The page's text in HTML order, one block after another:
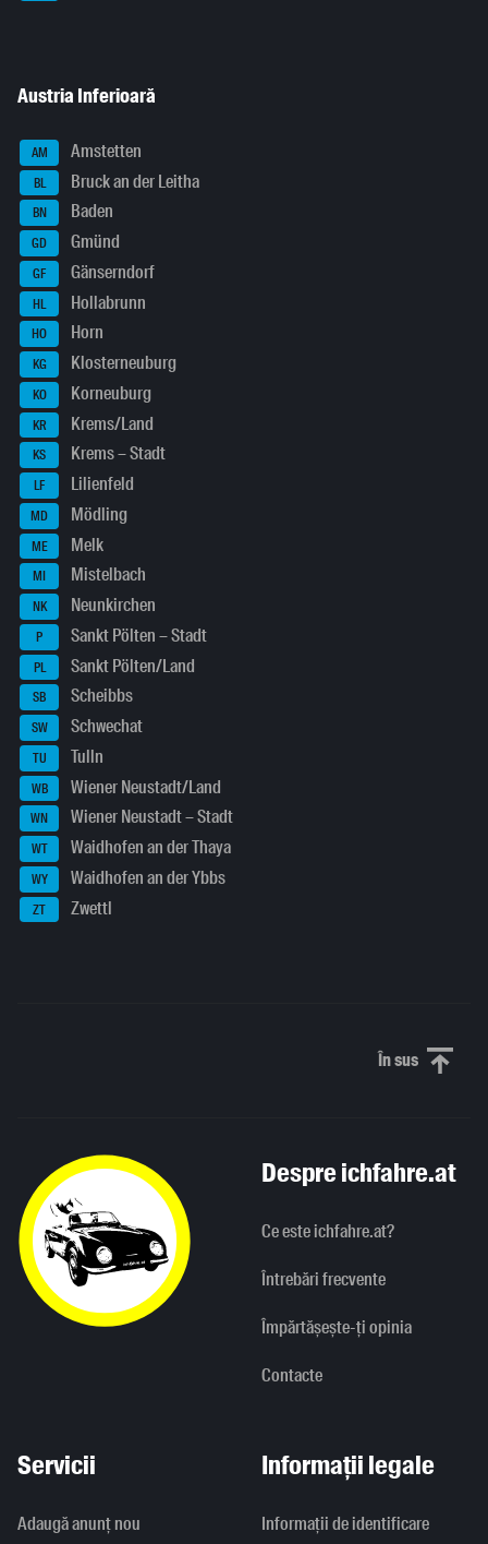
Austria Inferioară
AM Amstetten
BL Bruck an der Leitha
BN Baden
GD Gmünd
GF Gänserndorf
HL Hollabrunn
HO Horn
KG Klosterneuburg
KO Korneuburg
KR Krems/Land
KS Krems – Stadt
LF Lilienfeld
MD Mödling
ME Melk
MI Mistelbach
NK Neunkirchen
P Sankt Pölten – Stadt
PL Sankt Pölten/Land
SB Scheibbs
SW Schwechat
TU Tulln
WB Wiener Neustadt/Land
WN Wiener Neustadt – Stadt
WT Waidhofen an der Thaya
WY Waidhofen an der Ybbs
ZT Zwettl
În susDerulați
Despre ichfahre.at
Ce este ichfahre.at?
Întrebări frecvente
Împărtășește-ți opinia
Contacte
Servicii
Adaugă anunț nou
Informații legale
Informaţii de identificare